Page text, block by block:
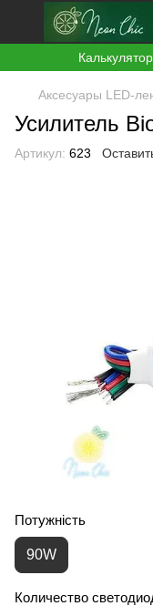
Аксесуары LED-
Усилитель
Артикул: 623
Потужність
90W
Количество